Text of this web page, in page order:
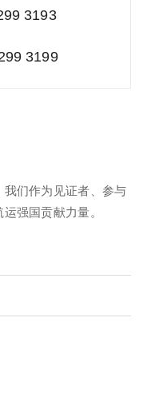
3193
3199
们作为见证者、参与
强国贡献力量。